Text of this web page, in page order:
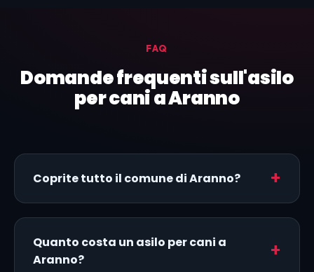
FAQ
Domande frequenti sull'asilo
per cani a Aranno
Coprite tutto il comune di Aranno?
Quanto costa un asilo per cani a
Aranno?